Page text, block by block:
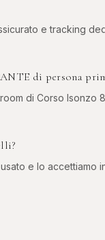
e tracking
di persona
di Corso Isonzo
e lo accettiamo